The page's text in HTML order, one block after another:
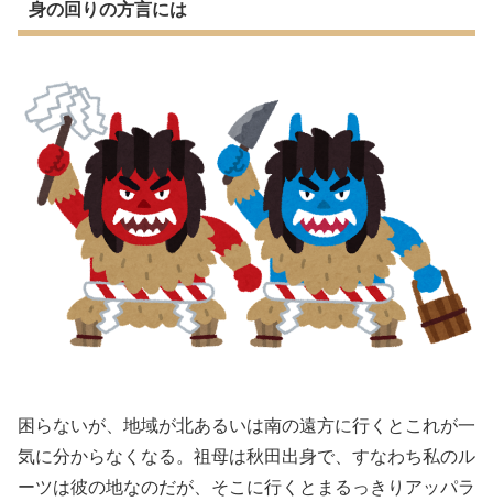
身の回りの方言には
困らないが、地域が北あるいは南の遠方に行くとこれが一
気に分からなくなる。祖母は秋田出身で、すなわち私のル
ーツは彼の地なのだが、そこに行くとまるっきりアッパラ